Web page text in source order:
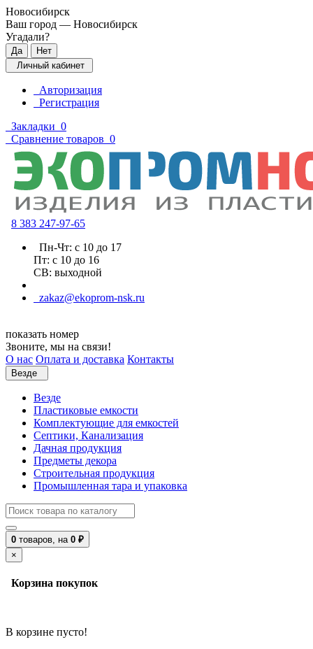
Новосибирск
Ваш город — Новосибирск
Угадали?
Личный кабинет
Авторизация
Регистрация
Закладки 0
Сравнение товаров 0
8 383 247-97-65
Пн-Чт: с 10 до 17
Пт: с 10 до 16
СВ: выходной
zakaz@ekoprom-nsk.ru
показать номер
Звоните, мы на связи!
О нас Оплата и доставка Контакты
Везде
Везде
Пластиковые емкости
Комплектующие для емкостей
Септики, Канализация
Дачная продукция
Предметы декора
Строительная продукция
Промышленная тара и упаковка
0 товаров, на 0 ₽
×
Корзина покупок
В корзине пусто!